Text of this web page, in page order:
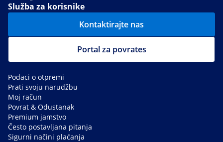
Služba za korisnike
Kontaktirajte nas
Portal za povrates
Podaci o otpremi
Prati svoju narudžbu
Moj račun
Povrat & Odustanak
Premium jamstvo
Često postavljana pitanja
Sigurni načini plaćanja